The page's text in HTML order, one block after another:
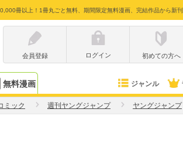
冊以上！1冊丸ごと無料、期間限定無料漫画、完結作品から新刊
会員登録
ログイン 初めての方へ
無料漫画 ジャンル
ミック 週刊ヤングジャンプ ヤングジャンプ